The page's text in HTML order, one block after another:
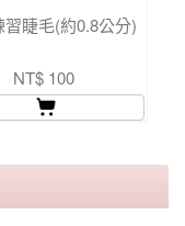
習睫毛(約0.8公分)
NT$ 100